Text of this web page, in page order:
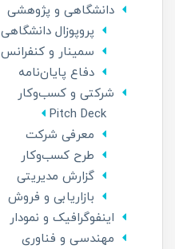
دانشگاهی و پژوهشی
پروپوزال دانشگاهی
سمینار و کنفرانس
دفاع پایان‌نامه
شرکتی و کسب‌و‌کار
Pitch Deck
معرفی شرکت
طرح کسب‌وکار
گزارش مدیریتی
بازاریابی و فروش
اینفوگرافیک و نمودار
مهندسی و فناوری